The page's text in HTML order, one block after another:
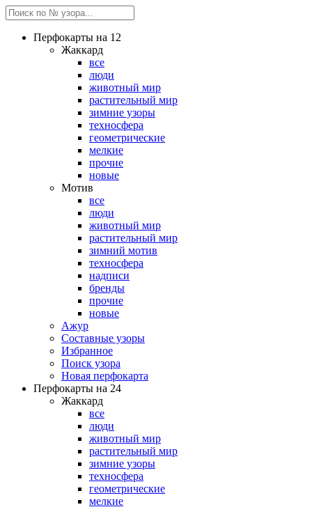
Перфокарты на 12
Жаккард
все
люди
животный мир
растительный мир
зимние узоры
техносфера
геометрические
мелкие
прочие
новые
Мотив
все
люди
животный мир
растительный мир
зимний мотив
техносфера
надписи
бренды
прочие
новые
Ажур
Составные узоры
Избранное
Поиск узора
Новая перфокарта
Перфокарты на 24
Жаккард
все
люди
животный мир
растительный мир
зимние узоры
техносфера
геометрические
мелкие